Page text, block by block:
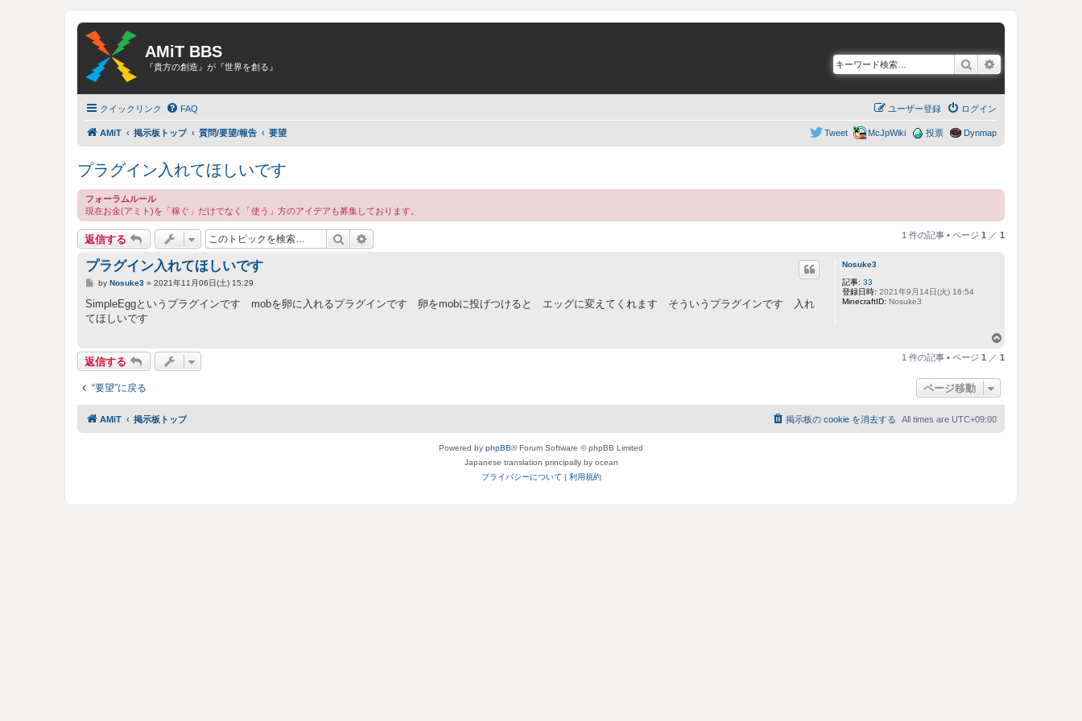
AMiT BBS
『貴方の創造』が『世界を創る』 検索
クイックリンク FAQ ログイン
ユーザー登録
AMiT 掲示板トップ 質問/要望/報告 要望 Dynmap
投票
McJpWiki
Tweet
プラグイン入れてほしいです
フォーラムルール
現在お金(アミト)を「稼ぐ」だけでなく「使う」方のアイデアも募集しております。
返信する 検索 1 件の記事 • ページ 1 ／ 1
Nosuke3
記事: 33
登録日時: 2021年9月14日(火) 16:54
MinecraftID: Nosuke3
プラグイン入れてほしいです
投
記
by Nosuke3» 2021年11月06日(土) 15:29
SimpleEggというプラグインです mobを卵に入れるプラグインです 卵をmobに投げつけると エッグに変えてくれます そういうプラグインです 入れ
てほしいです
プ
返信する 1 件の記事 • ページ 1 ／ 1
“要望”に戻る ページ移動
AMiT 掲示板トップ All times are UTC+09:00
掲示板の cookie を消去する
Powered by phpBB® Forum Software © phpBB Limited
Japanese translation principally by ocean
プライバシーについて | 利用規約